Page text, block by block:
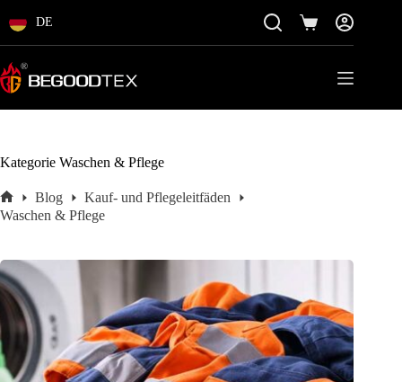
Inhalt
DE Einkaufswagen
Kategorie Waschen & Pflege
Startseite
Blog
Kauf- und Pflegeleitfäden
Waschen & Pflege